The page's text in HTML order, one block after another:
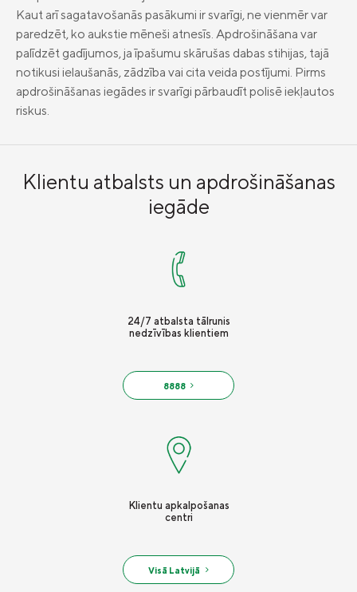
Kaut arī sagatavošanās pasākumi ir svarīgi, ne vienmēr var
paredzēt, ko aukstie mēneši atnesīs. Apdrošināšana var
palīdzēt gadījumos, ja īpašumu skārušas dabas stihijas, tajā
notikusi ielaušanās, zādzība vai cita veida postījumi. Pirms
apdrošināšanas iegādes ir svarīgi pārbaudīt polisē iekļautos
riskus.
Klientu atbalsts un apdrošināšanas
iegāde
24/7 atbalsta tālrunis
nedzīvības klientiem
8888
Klientu apkalpošanas
centri
Visā Latvijā